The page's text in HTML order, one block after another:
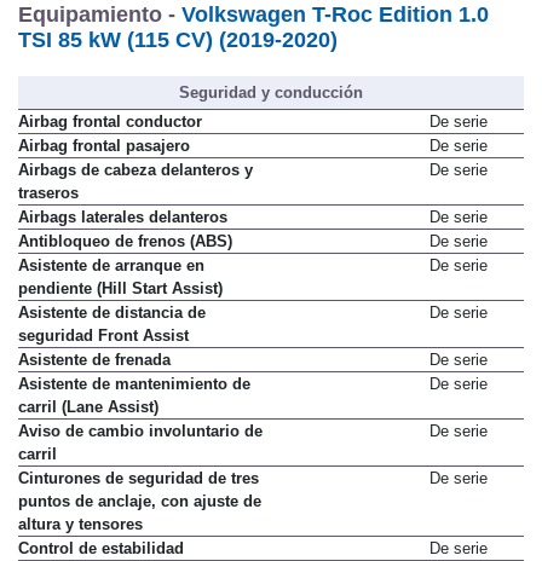
Equipamiento - Volkswagen T-Roc Edition 1.0
TSI 85 kW (115 CV) (2019-2020)
Seguridad y conducción
Airbag frontal conductor
De serie
Airbag frontal pasajero
De serie
Airbags de cabeza delanteros y
traseros
De serie
Airbags laterales delanteros
De serie
Antibloqueo de frenos (ABS)
De serie
Asistente de arranque en
pendiente (Hill Start Assist)
De serie
Asistente de distancia de
seguridad Front Assist
De serie
Asistente de frenada
De serie
Asistente de mantenimiento de
carril (Lane Assist)
De serie
Aviso de cambio involuntario de
carril
De serie
Cinturones de seguridad de tres
puntos de anclaje, con ajuste de
altura y tensores
De serie
Control de estabilidad
De serie